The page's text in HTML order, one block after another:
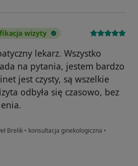
wizyty
lekarz. Wszystko
na pytania, jestem bardzo
jest czysty, są wszelkie
odbyła się czasowo, bez
Brelik • konsultacja ginekologiczna •